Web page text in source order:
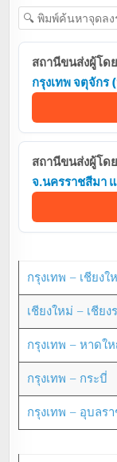
สถานีขนส่งผู้โด
กรุงเทพ จตุจักร
สถานีขนส่งผู้โด
จ.นครราชสีมา
กรุงเทพ – เชียงใ
เชียงใหม่ – เชียง
กรุงเทพ – หาดใ
กรุงเทพ – กระบี่
กรุงเทพ – อุบลร